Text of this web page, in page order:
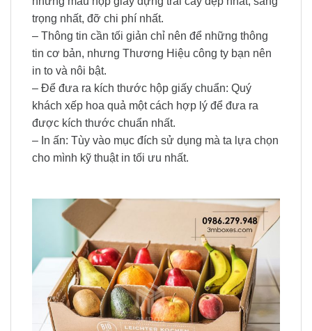
trọng nhất, đỡ chi phí nhất.
– Thông tin cần tối giản chỉ nên để những thông
tin cơ bản, nhưng Thương Hiệu công ty bạn nên
in to và nôi bật.
– Để đưa ra kích thước hộp giấy chuẩn: Quý
khách xếp hoa quả một cách hợp lý để đưa ra
được kích thước chuẩn nhất.
– In ấn: Tùy vào mục đích sử dụng mà ta lựa chọn
cho mình kỹ thuật in tối ưu nhất.